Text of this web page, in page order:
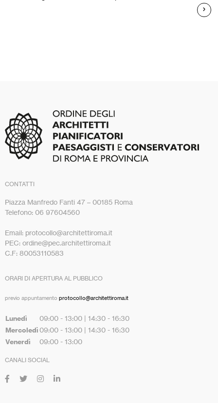
CONTATTI
Piazza Manfredo Fanti 47 – 00185 Roma
Telefono: 06 97604560
Email: protocollo@architettiroma.it
PEC: ordine@pec.architettiroma.it
C.F: 80053110583
ORARI DI APERTURA AL PUBBLICO
previo appuntamento protocollo@architettiroma.it
Lunedì 09:00 - 13:00 | 14:30 - 16:30
Mercoledì 09:00 - 13:00 | 14:30 - 16:30
Venerdì 09:00 - 13:00
CANALI SOCIAL